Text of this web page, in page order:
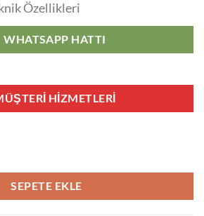
Özellikleri
WHATSAPP HATTI
HIZMETLERI
SEPETE EKLE